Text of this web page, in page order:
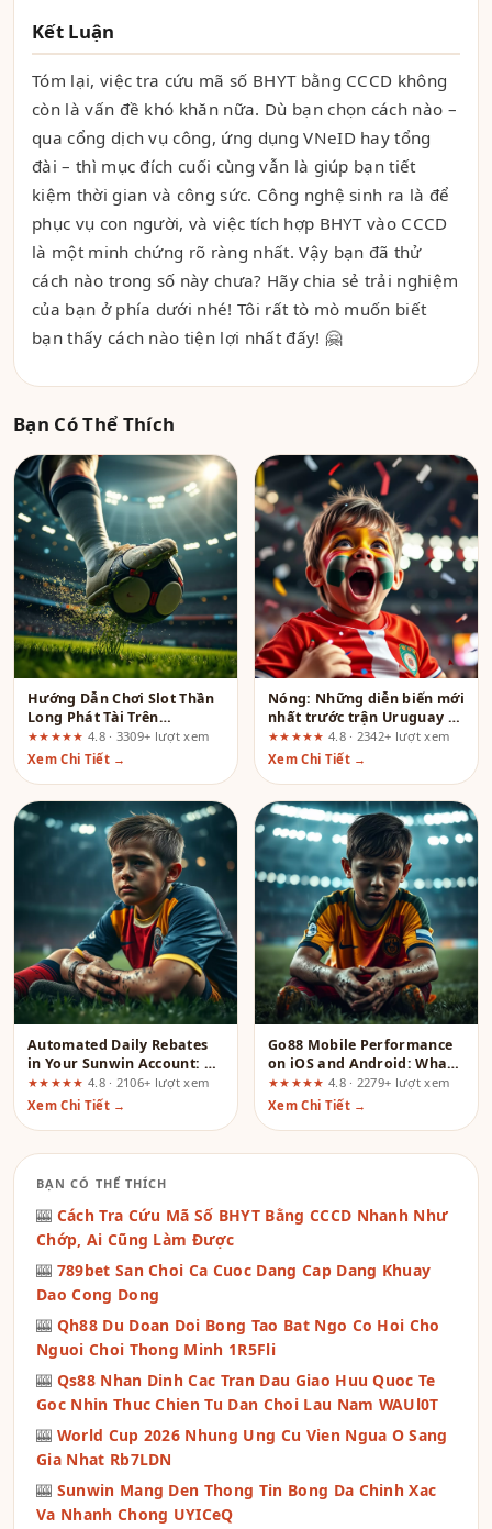
Kết Luận
Tóm lại, việc tra cứu mã số BHYT bằng CCCD không
còn là vấn đề khó khăn nữa. Dù bạn chọn cách nào –
qua cổng dịch vụ công, ứng dụng VNeID hay tổng
đài – thì mục đích cuối cùng vẫn là giúp bạn tiết
kiệm thời gian và công sức. Công nghệ sinh ra là để
phục vụ con người, và việc tích hợp BHYT vào CCCD
là một minh chứng rõ ràng nhất. Vậy bạn đã thử
cách nào trong số này chưa? Hãy chia sẻ trải nghiệm
của bạn ở phía dưới nhé! Tôi rất tò mò muốn biết
bạn thấy cách nào tiện lợi nhất đấy! 🤗
Bạn Có Thể Thích
Hướng Dẫn Chơi Slot Thần
Long Phát Tài Trên
Sunwin99.vip: Từ Chuẩn Bị
Đến Nâng Cao
★★★★★ 4.8 · 3309+ lượt xem
Xem Chi Tiết →
Nóng: Những diễn biến mới
nhất trước trận Uruguay vs
Spain tại World Cup 2026
★★★★★ 4.8 · 2342+ lượt xem
Xem Chi Tiết →
Automated Daily Rebates
in Your Sunwin Account: A
Transparency-Focused
Review
★★★★★ 4.8 · 2106+ lượt xem
Xem Chi Tiết →
Go88 Mobile Performance
on iOS and Android: What
the Ads Don’t Tell You
★★★★★ 4.8 · 2279+ lượt xem
Xem Chi Tiết →
BẠN CÓ THỂ THÍCH
🎰 Cách Tra Cứu Mã Số BHYT Bằng CCCD Nhanh Như
Chớp, Ai Cũng Làm Được
🎰 789bet San Choi Ca Cuoc Dang Cap Dang Khuay
Dao Cong Dong
🎰 Qh88 Du Doan Doi Bong Tao Bat Ngo Co Hoi Cho
Nguoi Choi Thong Minh 1R5Fli
🎰 Qs88 Nhan Dinh Cac Tran Dau Giao Huu Quoc Te
Goc Nhin Thuc Chien Tu Dan Choi Lau Nam WAUl0T
🎰 World Cup 2026 Nhung Ung Cu Vien Ngua O Sang
Gia Nhat Rb7LDN
🎰 Sunwin Mang Den Thong Tin Bong Da Chinh Xac
Va Nhanh Chong UYICeQ